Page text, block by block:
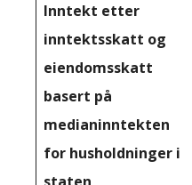
Inntekt etter
inntektsskatt og
eiendomsskatt
basert på
medianinntekten
for husholdninger i